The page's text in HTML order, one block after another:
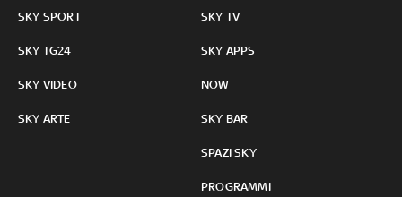
SKY SPORT
SKY TG24
SKY VIDEO
SKY ARTE
SKY TV
SKY APPS
NOW
SKY BAR
SPAZI SKY
PROGRAMMI